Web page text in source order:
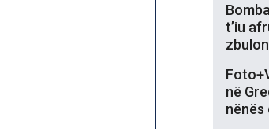
t’iu
në
nënës